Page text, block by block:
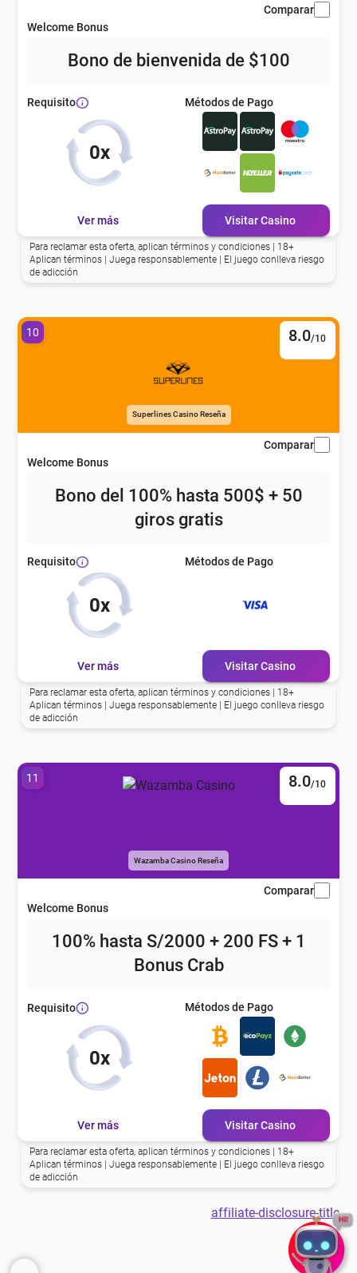
Welcome Bonus
Bono de bienvenida de $100
Métodos de Pago
Requisito
0x
Comparar
Visitar Casino
Ver más
Para reclamar esta oferta, aplican términos y condiciones | 18+
Aplican términos | Juega responsablemente | El juego conlleva riesgo
de adicción
10
Superlines Casino Reseña
8.0/10
Welcome Bonus
Bono del 100% hasta 500$ + 50
giros gratis
Métodos de Pago
Requisito
0x
Comparar
Visitar Casino
Ver más
Para reclamar esta oferta, aplican términos y condiciones | 18+
Aplican términos | Juega responsablemente | El juego conlleva riesgo
de adicción
11
Wazamba Casino Reseña
8.0/10
Welcome Bonus
100% hasta S/2000 + 200 FS + 1
Bonus Crab
Métodos de Pago
Requisito
0x
Comparar
Visitar Casino
Ver más
Para reclamar esta oferta, aplican términos y condiciones | 18+
Aplican términos | Juega responsablemente | El juego conlleva riesgo
de adicción
affiliate-disclosure-title